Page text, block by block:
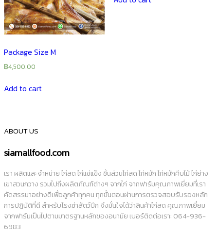
Package Size M
฿4,500.00
Add to cart
ABOUT US
siamallfood.com
เรา ผลิตและจำหน่าย ไก่สด ไก่แช่แข็ง ชิ้นส่วนไก่สด ไก่หมัก ไก่หมักคีบไม้ ไก่ย่าง
เขาสวนกวาง รวมไปถึงผลิตภัณฑ์ต่างๆ จากไก่ จากฟาร์มคุณภาพเยี่ยมที่เรา
คัดสรรมาอย่างดีเพื่อลูกค้าทุกคน ทุกขั้นตอนผ่านการตรวจสอบรับรองหลัก
การปฏิบัติที่ดี สำหรับโรงฆ่าสัตว์ปีก จึงมั่นใจได้ว่าสินค้าไก่สด คุณภาพเยี่ยม
จากฟาร์มเป็นไปตามมาตรฐานหลักของอนามัย เบอร์ติดต่อเรา: 064-936-
6983